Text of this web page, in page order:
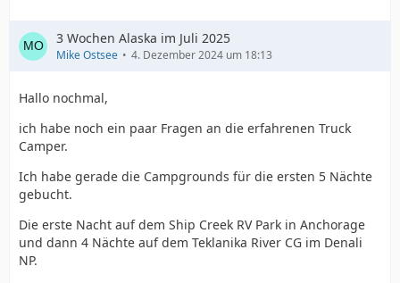
3 Wochen Alaska im Juli 2025
Mike Ostsee 4. Dezember 2024 um 18:13
Hallo nochmal,
ich habe noch ein paar Fragen an die erfahrenen Truck
Camper.
Ich habe gerade die Campgrounds für die ersten 5 Nächte
gebucht.
Die erste Nacht auf dem Ship Creek RV Park in Anchorage
und dann 4 Nächte auf dem Teklanika River CG im Denali
NP.